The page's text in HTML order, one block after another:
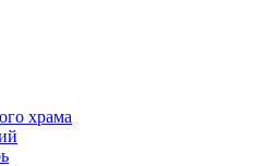
храма